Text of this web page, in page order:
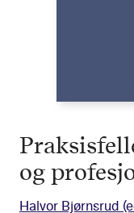
og
Halvor Bjørnsrud